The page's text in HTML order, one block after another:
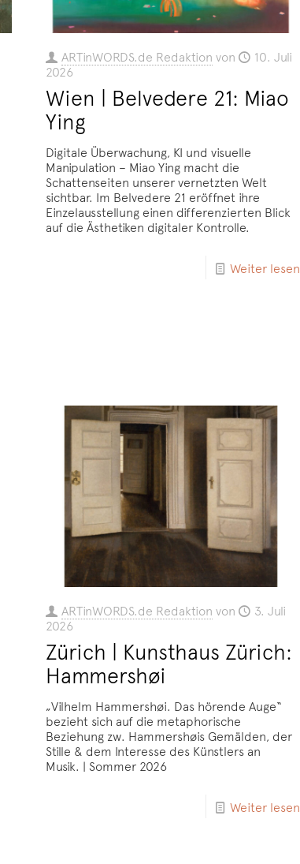
ARTinWORDS.de Redaktion von
10. Juli
2026
Wien | Belvedere 21: Miao
Ying
Digitale Überwachung, KI und visuelle
Manipulation – Miao Ying macht die
Schattenseiten unserer vernetzten Welt
sichtbar. Im Belvedere 21 eröffnet ihre
Einzelausstellung einen differenzierten Blick
auf die Ästhetiken digitaler Kontrolle.
Weiter lesen
ARTinWORDS.de Redaktion von
3. Juli
2026
Zürich | Kunsthaus Zürich:
Hammershøi
„Vilhelm Hammershøi. Das hörende Auge“
bezieht sich auf die metaphorische
Beziehung zw. Hammershøis Gemälden, der
Stille & dem Interesse des Künstlers an
Musik. | Sommer 2026
Weiter lesen